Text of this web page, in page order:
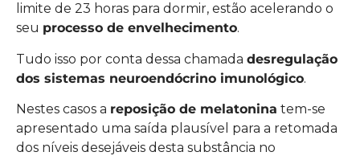
limite de 23 horas para dormir, estão acelerando o
seu processo de envelhecimento.
Tudo isso por conta dessa chamada desregulação
dos sistemas neuroendócrino imunológico.
Nestes casos a reposição de melatonina tem-se
apresentado uma saída plausível para a retomada
dos níveis desejáveis desta substância no